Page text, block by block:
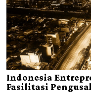
Indonesia
Fasilitasi